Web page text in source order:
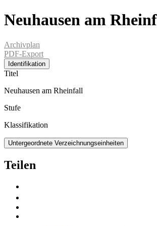
Neuhausen am
Archivplan
PDF-Export
Identifikation
Titel
Neuhausen am Rheinfall
Stufe
Klassifikation
Untergeordnete Verzeichnungseinheiten
Teilen